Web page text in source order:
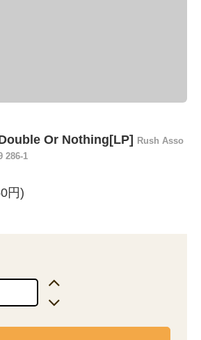
Or Nothing[LP]
Rush Asso
286-1
円)